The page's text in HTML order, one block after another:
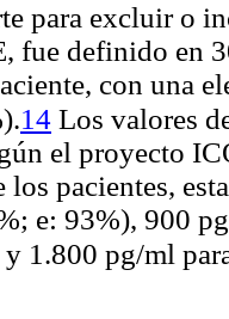
para excluir o
fue definido en
con una
14 Los valores
el proyecto
los pacientes,
e: 93%), 900
1.800 pg/ml